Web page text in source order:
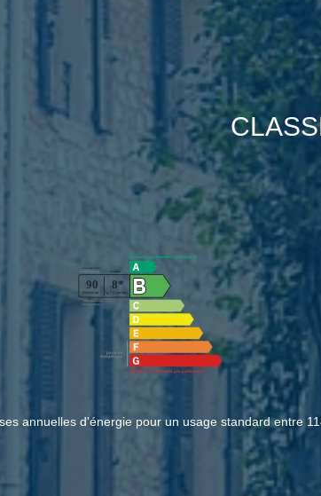
annuelles d'énergie pour un usage standard entre